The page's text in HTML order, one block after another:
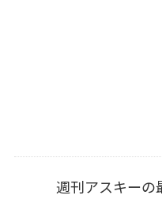
週刊アスキーの